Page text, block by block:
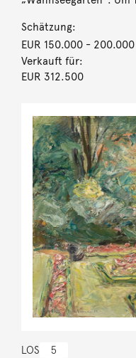
Schätzung:
EUR 150.000- 200.000
Verkauft für:
EUR 312.500
LOS 5